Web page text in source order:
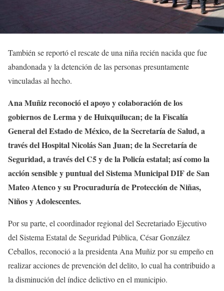
También se reportó el rescate de una niña recién nacida que fue
abandonada y la detención de las personas presuntamente
vinculadas al hecho.
Ana Muñiz reconoció el apoyo y colaboración de los
gobiernos de Lerma y de Huixquilucan; de la Fiscalía
General del Estado de México, de la Secretaría de Salud, a
través del Hospital Nicolás San Juan; de la Secretaría de
Seguridad, a través del C5 y de la Policía estatal; así como la
acción sensible y puntual del Sistema Municipal DIF de San
Mateo Atenco y su Procuraduría de Protección de Niñas,
Niños y Adolescentes.
Por su parte, el coordinador regional del Secretariado Ejecutivo
del Sistema Estatal de Seguridad Pública, César González
Ceballos, reconoció a la presidenta Ana Muñiz por su empeño en
realizar acciones de prevención del delito, lo cual ha contribuido a
la disminución del índice delictivo en el municipio.